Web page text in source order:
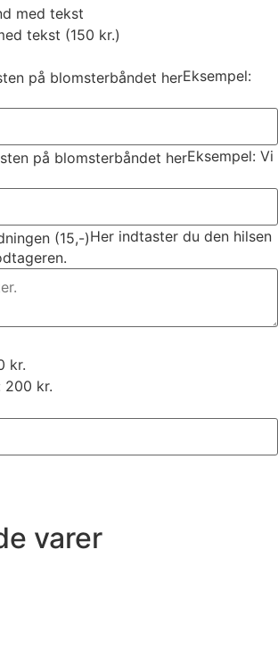
med tekst
tekst (150 kr.)
på blomsterbåndet herEksempel:
på blomsterbåndet herEksempel: Vi
(15,-)Her indtaster du den hilsen
kr.
200 kr.
varer